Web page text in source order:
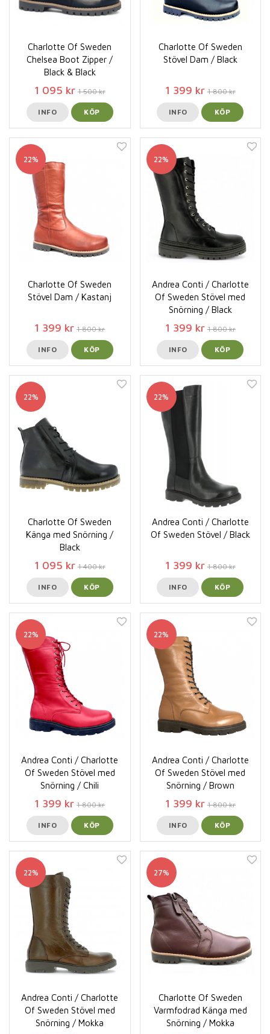
Charlotte Of Sweden
Chelsea Boot Zipper /
Black & Black
1 095 kr 1 500 kr
INFO KÖP
Charlotte Of Sweden
Stövel Dam / Black
1 399 kr 1 800 kr
INFO KÖP
22%
Charlotte Of Sweden
Stövel Dam / Kastanj
1 399 kr 1 800 kr
INFO KÖP
22%
Andrea Conti / Charlotte
Of Sweden Stövel med
Snörning / Black
1 399 kr 1 800 kr
INFO KÖP
22%
Charlotte Of Sweden
Känga med Snörning /
Black
1 095 kr 1 400 kr
INFO KÖP
22%
Andrea Conti / Charlotte
Of Sweden Stövel / Black
1 399 kr 1 800 kr
INFO KÖP
22%
Andrea Conti / Charlotte
Of Sweden Stövel med
Snörning / Chili
1 399 kr 1 800 kr
INFO KÖP
22%
Andrea Conti / Charlotte
Of Sweden Stövel med
Snörning / Brown
1 399 kr 1 800 kr
INFO KÖP
22%
Andrea Conti / Charlotte
Of Sweden Stövel med
Snörning / Mokka
27%
Charlotte Of Sweden
Varmfodrad Känga med
Snörning / Mokka